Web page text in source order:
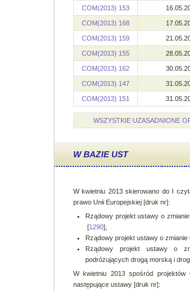
COM(2013) 153
COM(2013) 168
COM(2013) 159
COM(2013) 155
COM(2013) 162
COM(2013) 147
COM(2013) 151
WSZYSTKIE UZASADNIONE
W BAZIE UST
W kwietniu 2013 skierowano do I
prawo Unii Europejskiej [druk nr]:
Rządowy projekt ustawy o
[1290],
Rządowy projekt ustawy o
Rządowy projekt ustawy o
podróżujących drogą morską i
W kwietniu 2013 spośród
następujące ustawy [druk nr]: